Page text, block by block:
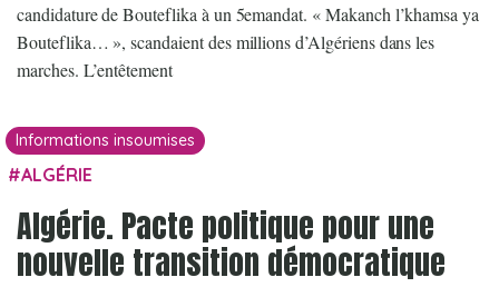
candidature de Bouteflika à un 5emandat. « Makanch l’khamsa ya
Bouteflika… », scandaient des millions d’Algériens dans les
marches. L’entêtement
Informations insoumises
ALGÉRIE
Algérie. Pacte politique pour une
nouvelle transition démocratique